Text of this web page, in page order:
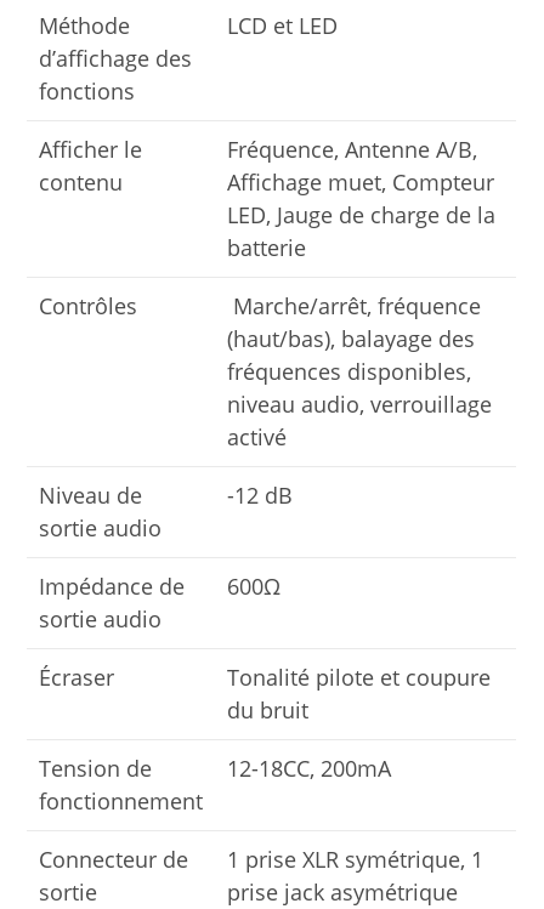
Méthode
d’affichage des
fonctions
LCD et LED
Afficher le
contenu
Fréquence, Antenne A/B,
Affichage muet, Compteur
LED, Jauge de charge de la
batterie
Contrôles
Marche/arrêt, fréquence
(haut/bas), balayage des
fréquences disponibles,
niveau audio, verrouillage
activé
Niveau de
sortie audio
-12 dB
Impédance de
sortie audio
600Ω
Écraser
Tonalité pilote et coupure
du bruit
Tension de
fonctionnement
12-18CC, 200mA
Connecteur de
sortie
1 prise XLR symétrique, 1
prise jack asymétrique